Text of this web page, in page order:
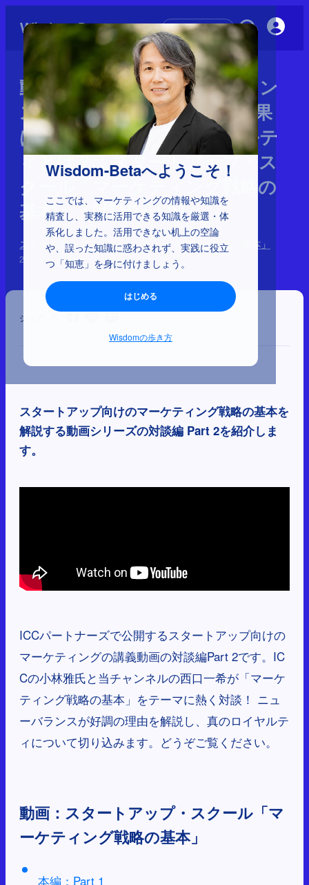
Wisdom-Betaへようこそ！
ここでは、マーケティングの情報や知識を
精査し、実務に活用できる知識を厳選・体
系化しました。活用できない机上の空論
や、誤った知識に惑わされず、実践に役立
つ「知恵」を身に付けましょう。
はじめる
Wisdomの歩き方
初めての方へ
動画：年率20%！ ニューバラン
スが好調の理由 大谷翔平効果
はどこまで？ 真のロイヤルテ
ィとは？：スタートアップ・ス
クール「マーケティング戦略の
基本」【対談Part 2】
スタートアップ・スクール「マーケティング戦略の基本」
2025年12月26日
シェア
スタートアップ向けのマーケティング戦略の基本を
解説する動画シリーズの対談編 Part 2を紹介しま
す。
ICCパートナーズで公開するスタートアップ向けの
マーケティングの講義動画の対談編Part 2です。IC
Cの小林雅氏と当チャンネルの西口一希が「マーケ
ティング戦略の基本」をテーマに熱く対談！ ニュ
ーバランスが好調の理由を解説し、真のロイヤルテ
ィについて切り込みます。どうぞご覧ください。
動画： スタートアップ・スクール「マ
ーケティング戦略の基本」
本編：Part 1